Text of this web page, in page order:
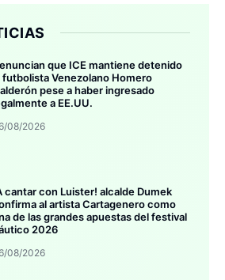
que ICE mantiene detenido
futbolista Venezolano Homero
pese a haber ingresado
a EE.UU.
08/2026
cantar con Luister! alcalde Dumek
al artista Cartagenero como
de las grandes apuestas del festival
2026
08/2026